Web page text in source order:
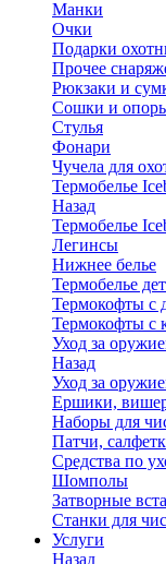
Манки
Очки
Подарки
Прочее
Рюкзаки и
Сошки и
Стулья
Фонари
Чучела для
Термобелье
Назад
Термобелье
Легинсы
Нижнее белье
Термобелье
Термокофты с
Термокофты с
Уход за
Назад
Уход за
Ершики,
Наборы для
Патчи,
Средства по
Шомполы
Затворные
Станки для
Услуги
Назад